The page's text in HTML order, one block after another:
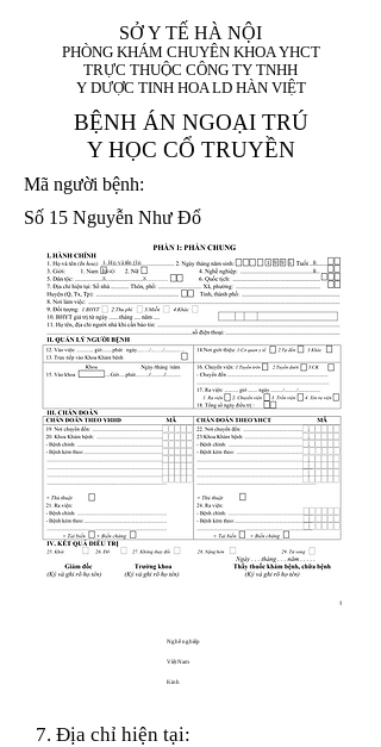
SỞ Y TẾ HÀ NỘI
PHÒNG KHÁM CHUYÊN KHOA YHCT
TRỰC THUỘC CÔNG TY TNHH
Y DƯỢC TINH HOA LD HÀN VIỆT
BỆNH ÁN NGOẠI TRÚ
Y HỌC CỔ TRUYỀN
Mã người bệnh:
Số 15 Nguyễn Như Đổ
1. Họ và tên (In
hoa):
1 9 9 5
8
8
X
X
Nghề nghiệp
Việt Nam
Kinh
7. Địa chỉ hiện tại: